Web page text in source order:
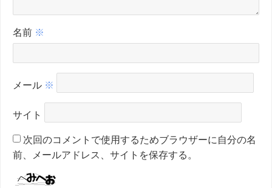
名前 ※
メール ※
サイト
次回のコメントで使用するためブラウザーに自分の名
前、メールアドレス、サイトを保存する。